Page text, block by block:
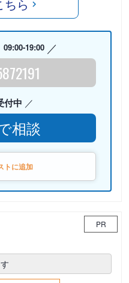
ちら
09:00-19:00
付中
相談
トに追加
PR